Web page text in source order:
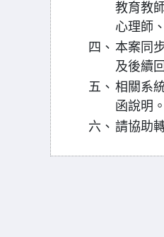
教育教
心理師
四、 本案同
及後續
五、 相關系
函說明。
六、 請協助